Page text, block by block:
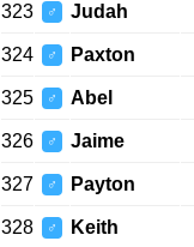
323 ♂ Judah
324 ♂ Paxton
325 ♂ Abel
326 ♂ Jaime
327 ♂ Payton
328 ♂ Keith